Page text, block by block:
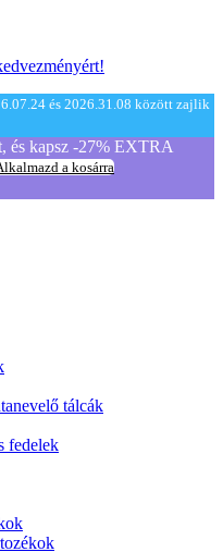
és 2026.31.08 között zajlik
és kapsz -27% EXTRA
a kosárra
tálcák
fedelek